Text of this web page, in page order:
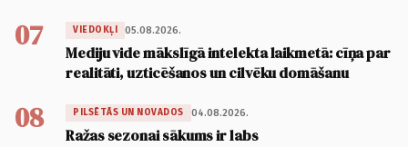
07 VIEDOKĻI 05.08.2026.
Mediju vide mākslīgā intelekta laikmetā: cīņa par
realitāti, uzticēšanos un cilvēku domāšanu
08 PILSĒTĀS UN NOVADOS 04.08.2026.
Ražas sezonai sākums ir labs